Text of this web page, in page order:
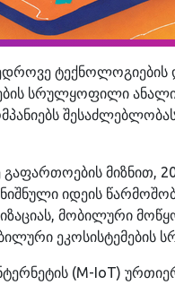
ტექნოლოგიების
სრულყოფილი
მიზნით,
იდეის
მობილური
ეკოსისტემების
(M-IoT)